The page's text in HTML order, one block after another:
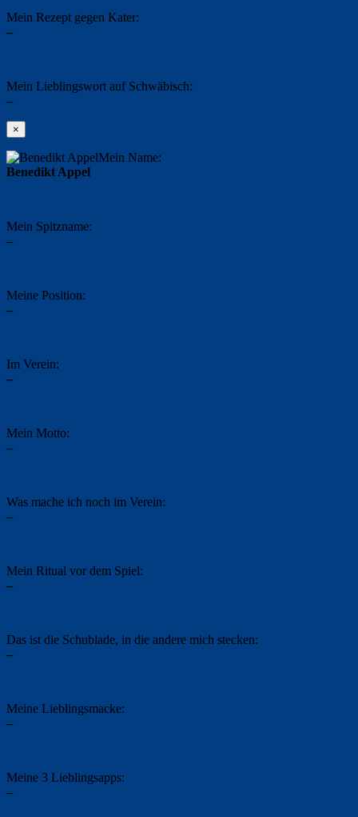
Mein Rezept gegen Kater:
–
Mein Lieblingswort auf Schwäbisch:
–
×
Mein Name:
Benedikt Appel
Mein Spitzname:
–
Meine Position:
–
Im Verein:
–
Mein Motto:
–
Was mache ich noch im Verein:
–
Mein Ritual vor dem Spiel:
–
Das ist die Schublade, in die andere mich stecken:
–
Meine Lieblingsmacke:
–
Meine 3 Lieblingsapps:
–